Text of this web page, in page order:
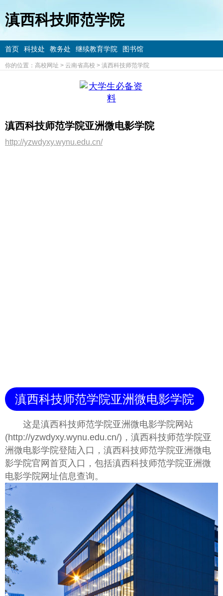
滇西科技师范学院
首页 科技处 教务处 继续教育学院 图书馆
你的位置： 高校网址 > 云南省高校 > 滇西科技师范学院
滇西科技师范学院亚洲微电影学院
http://yzwdyxy.wynu.edu.cn/
滇西科技师范学院亚洲微电影学院
这是滇西科技师范学院亚洲微电影学院网站
(http://yzwdyxy.wynu.edu.cn/)，滇西科技师范学院亚
洲微电影学院登陆入口，滇西科技师范学院亚洲微电
影学院官网首页入口，包括滇西科技师范学院亚洲微
电影学院网址信息查询。